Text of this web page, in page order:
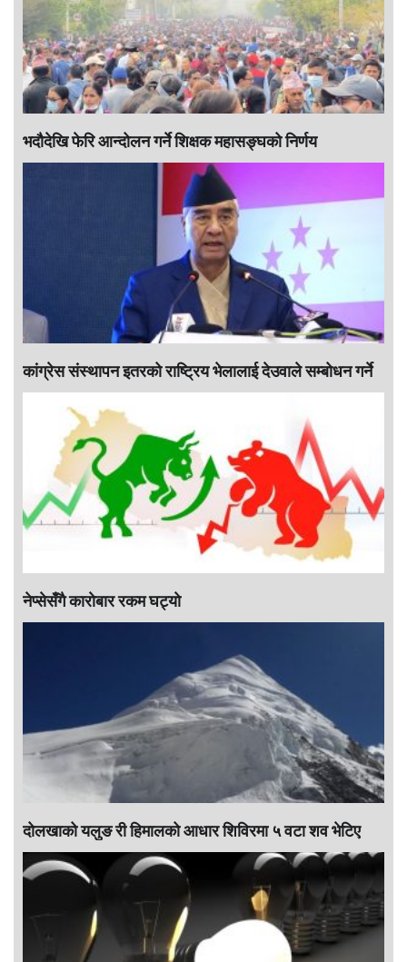
भदौदेखि फेरि आन्दोलन गर्ने शिक्षक महासङ्घको निर्णय
कांग्रेस संस्थापन इतरको राष्ट्रिय भेलालाई देउवाले सम्बोधन गर्ने
नेप्सेसँगै काराेबार रकम घट्याे
दोलखाको यलुङ री हिमालको आधार शिविरमा ५ वटा शव भेटिए